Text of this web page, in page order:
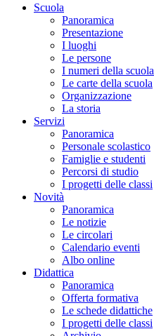
Scuola
Panoramica
Presentazione
I luoghi
Le persone
I numeri della scuola
Le carte della scuola
Organizzazione
La storia
Servizi
Panoramica
Personale scolastico
Famiglie e studenti
Percorsi di studio
I progetti delle classi
Novità
Panoramica
Le notizie
Le circolari
Calendario eventi
Albo online
Didattica
Panoramica
Offerta formativa
Le schede didattiche
I progetti delle classi